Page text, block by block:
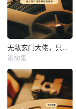
无敌玄门大佬，只听姐姐的话 无敌玄门大佬，只听姐姐的话
第60集